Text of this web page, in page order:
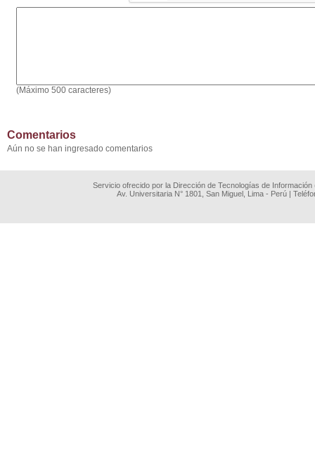
(Máximo 500 caracteres)
Comentarios
Aún no se han ingresado comentarios
Servicio ofrecido por la Dirección de Tecnologías de
Av. Universitaria N° 1801, San Miguel, Lima - Perú |